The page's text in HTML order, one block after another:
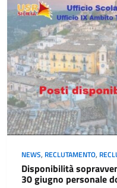
NEWS, RECLUTAMENTO,
Disponibilità
30 giugno personale